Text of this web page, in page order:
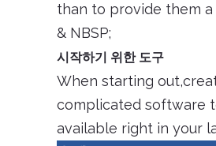
than to provide them
& NBSP;
시작하기 위한 도구
When starting
complicated software
available right in your